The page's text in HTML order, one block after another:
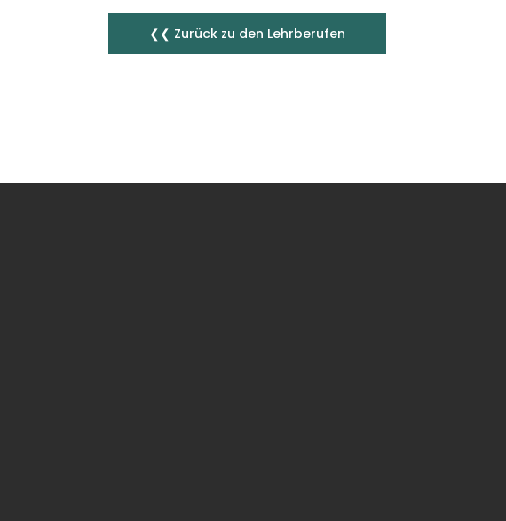
❮❮ Zurück zu den Lehrberufen